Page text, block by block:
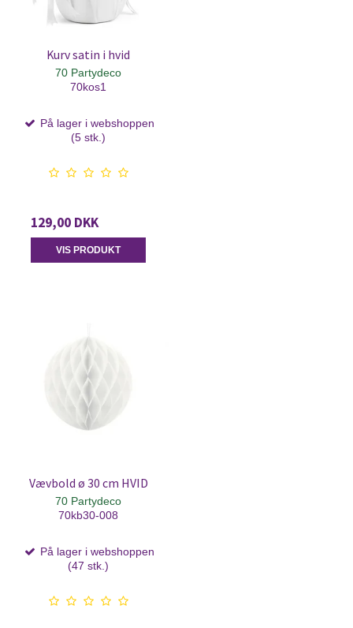
Kurv satin i hvid
70 Partydeco
70kos1
På lager i webshoppen
(5 stk.)
129,00 DKK
VIS PRODUKT
Vævbold ø 30 cm HVID
70 Partydeco
70kb30-008
På lager i webshoppen
(47 stk.)